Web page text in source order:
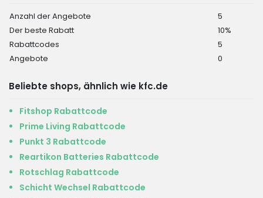
Anzahl der Angebote
5
Der beste Rabatt
10%
Rabattcodes
5
Angebote
0
Beliebte shops, ähnlich wie kfc.de
Fitshop Rabattcode
Prime Living Rabattcode
Punkt 3 Rabattcode
Reartikon Batteries Rabattcode
Rotschlag Rabattcode
Schicht Wechsel Rabattcode